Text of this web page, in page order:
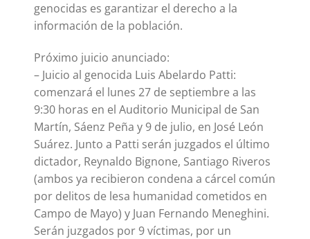
genocidas es garantizar el derecho a la
información de la población.
Próximo juicio anunciado:
– Juicio al genocida Luis Abelardo Patti:
comenzará el lunes 27 de septiembre a las
9:30 horas en el Auditorio Municipal de San
Martín, Sáenz Peña y 9 de julio, en José León
Suárez. Junto a Patti serán juzgados el último
dictador, Reynaldo Bignone, Santiago Riveros
(ambos ya recibieron condena a cárcel común
por delitos de lesa humanidad cometidos en
Campo de Mayo) y Juan Fernando Meneghini.
Serán juzgados por 9 víctimas, por un